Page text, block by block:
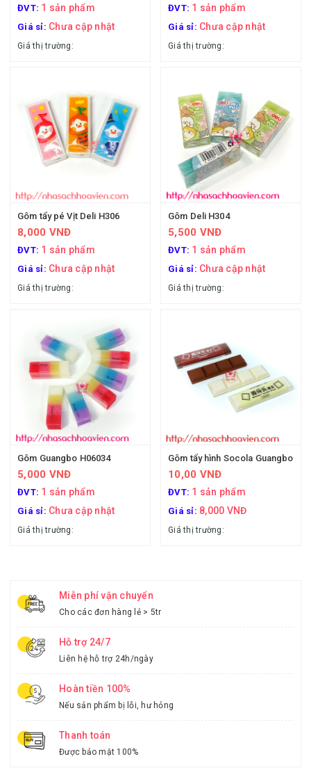
ĐVT: 1 sản phẩm
Giá sỉ: Chưa cập nhật
Giá thị trường:
ĐVT: 1 sản phẩm
Giá sỉ: Chưa cập nhật
Giá thị trường:
Gôm tẩy pé Vịt Deli H306
8,000 VNĐ
ĐVT: 1 sản phẩm
Giá sỉ: Chưa cập nhật
Giá thị trường:
Gôm Deli H304
5,500 VNĐ
ĐVT: 1 sản phẩm
Giá sỉ: Chưa cập nhật
Giá thị trường:
Gôm Guangbo H06034
5,000 VNĐ
ĐVT: 1 sản phẩm
Giá sỉ: Chưa cập nhật
Giá thị trường:
Gôm tẩy hình Socola Guangbo
10,00 VNĐ
ĐVT: 1 sản phẩm
Giá sỉ: 8,000 VNĐ
Giá thị trường:
Miễn phí vận chuyển
Cho các đơn hàng lẻ > 5tr
Hỗ trợ 24/7
Liên hệ hỗ trợ 24h/ngày
Hoàn tiền 100%
Nếu sản phẩm bị lỗi, hư hỏng
Thanh toán
Được bảo mật 100%